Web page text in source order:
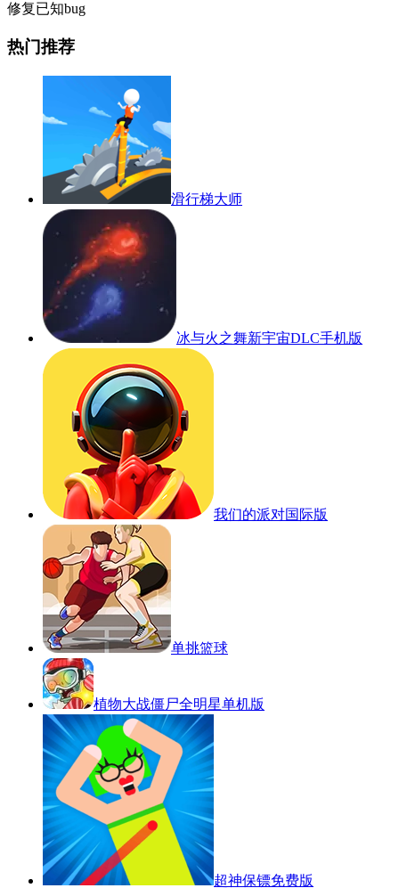
修复已知bug
热门推荐
滑行梯大师
冰与火之舞新宇宙DLC手机版
我们的派对国际版
单挑篮球
植物大战僵尸全明星单机版
超神保镖免费版